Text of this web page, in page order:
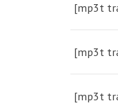
[mp3t
[mp3t
[mp3t